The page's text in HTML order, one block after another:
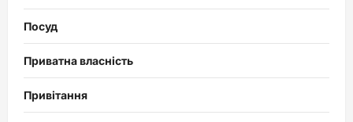
Посуд
Приватна власність
Привітання